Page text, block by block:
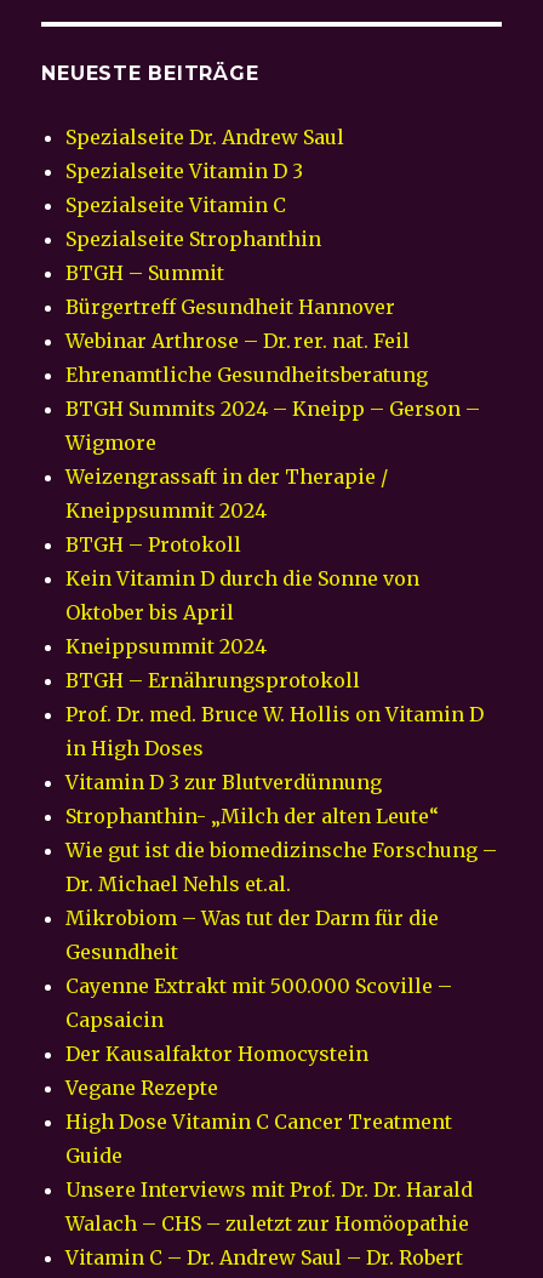
NEUESTE BEITRÄGE
Spezialseite Dr. Andrew Saul
Spezialseite Vitamin D 3
Spezialseite Vitamin C
Spezialseite Strophanthin
BTGH – Summit
Bürgertreff Gesundheit Hannover
Webinar Arthrose – Dr. rer. nat. Feil
Ehrenamtliche Gesundheitsberatung
BTGH Summits 2024 – Kneipp – Gerson –
Wigmore
Weizengrassaft in der Therapie /
Kneippsummit 2024
BTGH – Protokoll
Kein Vitamin D durch die Sonne von
Oktober bis April
Kneippsummit 2024
BTGH – Ernährungsprotokoll
Prof. Dr. med. Bruce W. Hollis on Vitamin D
in High Doses
Vitamin D 3 zur Blutverdünnung
Strophanthin- „Milch der alten Leute“
Wie gut ist die biomedizinsche Forschung –
Dr. Michael Nehls et.al.
Mikrobiom – Was tut der Darm für die
Gesundheit
Cayenne Extrakt mit 500.000 Scoville –
Capsaicin
Der Kausalfaktor Homocystein
Vegane Rezepte
High Dose Vitamin C Cancer Treatment
Guide
Unsere Interviews mit Prof. Dr. Dr. Harald
Walach – CHS – zuletzt zur Homöopathie
Vitamin C – Dr. Andrew Saul – Dr. Robert